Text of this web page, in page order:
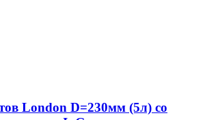
London D=230мм (5л) со